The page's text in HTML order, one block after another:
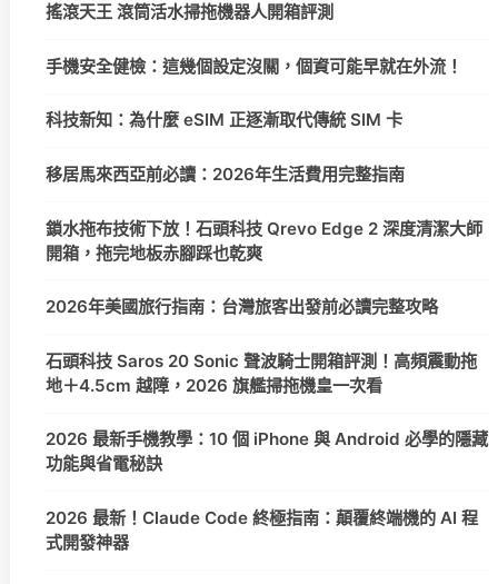
搖滾天王 滾筒活水掃拖機器人開箱評測
手機安全健檢：這幾個設定沒關，個資可能早就在外流！
科技新知：為什麼 eSIM 正逐漸取代傳統 SIM 卡
移居馬來西亞前必讀：2026年生活費用完整指南
鎖水拖布技術下放！石頭科技 Qrevo Edge 2 深度清潔大師
開箱，拖完地板赤腳踩也乾爽
2026年美國旅行指南：台灣旅客出發前必讀完整攻略
石頭科技 Saros 20 Sonic 聲波騎士開箱評測！高頻震動拖
地＋4.5cm 越障，2026 旗艦掃拖機皇一次看
2026 最新手機教學：10 個 iPhone 與 Android 必學的隱藏
功能與省電秘訣
2026 最新！Claude Code 終極指南：顛覆終端機的 AI 程
式開發神器